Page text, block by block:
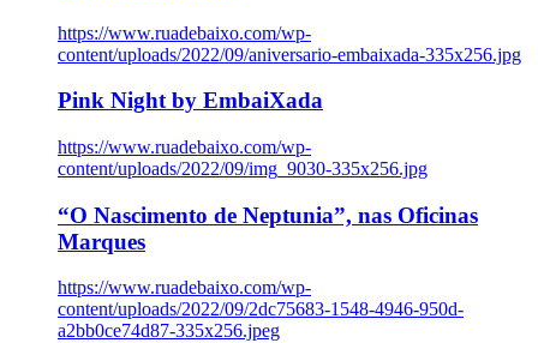
https://www.ruadebaixo.com/wp-
content/uploads/2022/09/aniversario-embaixada-335x256.jpg
Pink Night by EmbaiXada
https://www.ruadebaixo.com/wp-
content/uploads/2022/09/img_9030-335x256.jpg
“O Nascimento de Neptunia”, nas Oficinas
Marques
https://www.ruadebaixo.com/wp-
content/uploads/2022/09/2dc75683-1548-4946-950d-
a2bb0ce74d87-335x256.jpeg